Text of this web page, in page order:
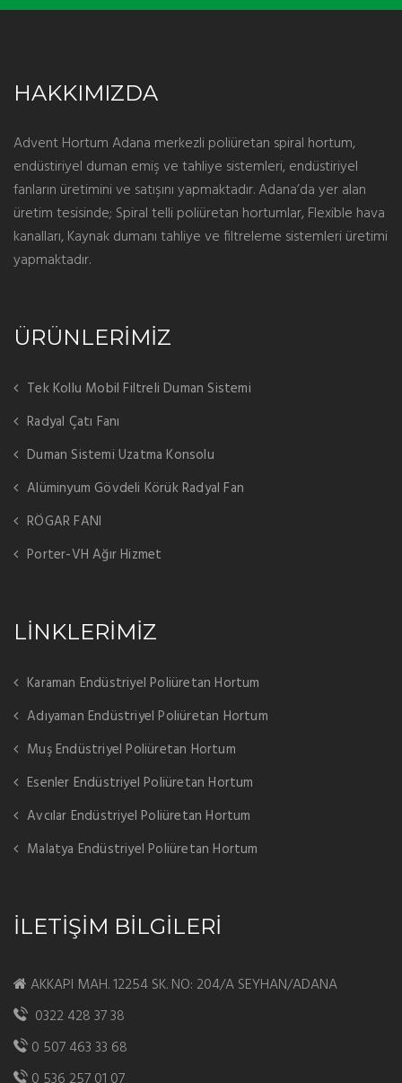
HAKKIMIZDA
Advent Hortum Adana merkezli poliüretan spiral hortum,
endüstiriyel duman emiş ve tahliye sistemleri, endüstiriyel
fanların üretimini ve satışını yapmaktadır. Adana’da yer alan
üretim tesisinde; Spiral telli poliüretan hortumlar, Flexible hava
kanalları, Kaynak dumanı tahliye ve filtreleme sistemleri üretimi
yapmaktadır.
ÜRÜNLERİMİZ
Tek Kollu Mobil Filtreli Duman Sistemi
Radyal Çatı Fanı
Duman Sistemi Uzatma Konsolu
Alüminyum Gövdeli Körük Radyal Fan
RÖGAR FANI
Porter-VH Ağır Hizmet
LİNKLERİMİZ
Karaman Endüstriyel Poliüretan Hortum
Adıyaman Endüstriyel Poliüretan Hortum
Muş Endüstriyel Poliüretan Hortum
Esenler Endüstriyel Poliüretan Hortum
Avcılar Endüstriyel Poliüretan Hortum
Malatya Endüstriyel Poliüretan Hortum
İLETİŞİM BİLGİLERİ
AKKAPI MAH. 12254 SK. NO: 204/A SEYHAN/ADANA
0322 428 37 38
0 507 463 33 68